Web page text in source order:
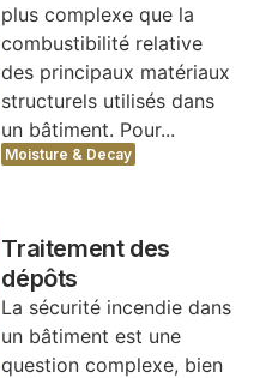
plus complexe que la
combustibilité relative
des principaux matériaux
structurels utilisés dans
un bâtiment. Pour...
Moisture & Decay
Traitement des
dépôts
La sécurité incendie dans
un bâtiment est une
question complexe, bien